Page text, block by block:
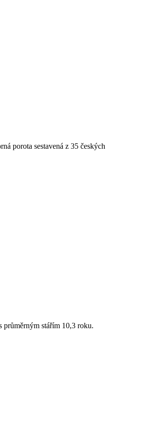
porota sestavená z 35 českých
průměrným stářím 10,3 roku.